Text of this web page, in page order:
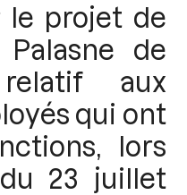
le projet de
de
relatif aux
qui ont
lors
23 juillet